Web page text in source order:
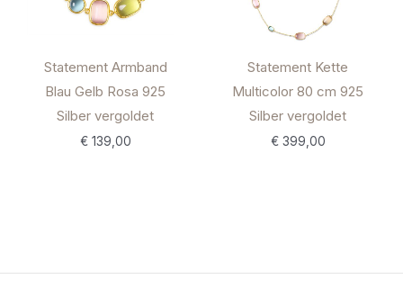
Statement Armband
Blau Gelb Rosa 925
Silber vergoldet
€139,00
Statement Kette
Multicolor 80 cm 925
Silber vergoldet
€399,00